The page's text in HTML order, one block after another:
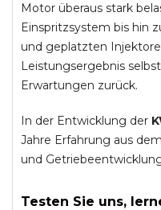
Motor überaus stark
Einspritzsystem bis hin
und geplatzten
Leistungsergebnis
Erwartungen zurück.
In der Entwicklung der
Jahre Erfahrung aus
und
Testen Sie uns,